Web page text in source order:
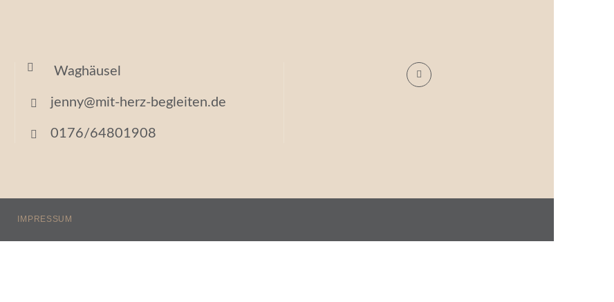
Waghäusel
jenny@mit-herz-begleiten.de
0176/64801908
IMPRESSUM